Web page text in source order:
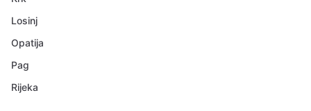
Losinj
Opatija
Pag
Rijeka